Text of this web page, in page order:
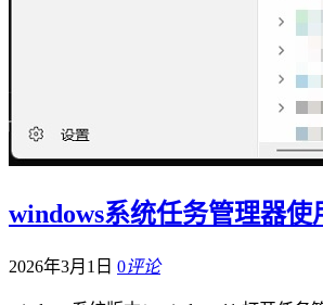
windows系统任务管理器使
2026年3月1日 0评论